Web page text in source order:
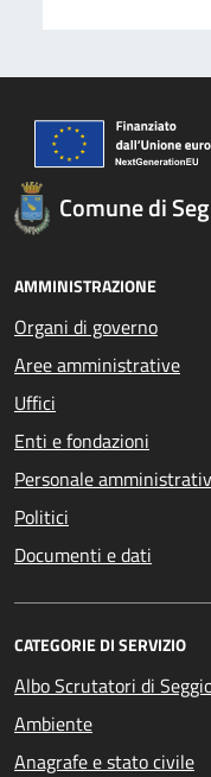
Comune di
AMMINISTRAZIONE
Organi di governo
Aree amministrative
Uffici
Enti e fondazioni
Personale
Politici
Documenti e dati
CATEGORIE DI SERVIZIO
Albo Scrutatori di
Ambiente
Anagrafe e stato civile